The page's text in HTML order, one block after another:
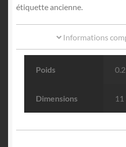
étiquette ancienne.
Informations
Poids
Dimensions 11